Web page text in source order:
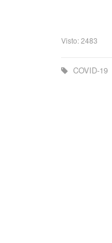
Visto: 2483
COVID-19